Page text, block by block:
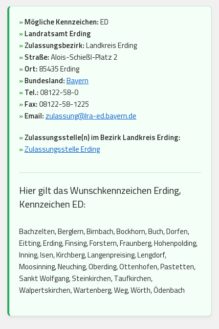
»Mögliche Kennzeichen:ED
»Landratsamt Erding
»Zulassungsbezirk:Landkreis Erding
»Straße:Alois-Schießl-Platz 2
»Ort:85435 Erding
»Bundesland:Bayern
»Tel.:08122-58-0
»Fax:08122-58-1225
»Email: zulassung@lra-ed.bayern.de
»Zulassungsstelle(n) im Bezirk Landkreis Erding:
»Zulassungsstelle Erding
Hier gilt das Wunschkennzeichen Erding,
Kennzeichen ED:
Bachzelten, Berglern, Birnbach, Bockhorn, Buch, Dorfen,
Eitting, Erding, Finsing, Forstern, Fraunberg, Hohenpolding,
Inning, Isen, Kirchberg, Langenpreising, Lengdorf,
Moosinning, Neuching, Oberding, Ottenhofen, Pastetten,
Sankt Wolfgang, Steinkirchen, Taufkirchen,
Walpertskirchen, Wartenberg, Weg, Wörth, Ödenbach